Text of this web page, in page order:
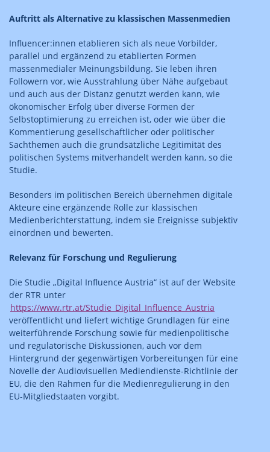
Auftritt als Alternative zu klassischen Massenmedien
Influencer:innen etablieren sich als neue Vorbilder,
parallel und ergänzend zu etablierten Formen
massenmedialer Meinungsbildung. Sie leben ihren
Followern vor, wie Ausstrahlung über Nähe aufgebaut
und auch aus der Distanz genutzt werden kann, wie
ökonomischer Erfolg über diverse Formen der
Selbstoptimierung zu erreichen ist, oder wie über die
Kommentierung gesellschaftlicher oder politischer
Sachthemen auch die grundsätzliche Legitimität des
politischen Systems mitverhandelt werden kann, so die
Studie.
Besonders im politischen Bereich übernehmen digitale
Akteure eine ergänzende Rolle zur klassischen
Medienberichterstattung, indem sie Ereignisse subjektiv
einordnen und bewerten.
Relevanz für Forschung und Regulierung
Die Studie „Digital Influence Austria“ ist auf der Website
der RTR unter
https://www.rtr.at/Studie_Digital_Influence_Austria
veröffentlicht und liefert wichtige Grundlagen für eine
weiterführende Forschung sowie für medienpolitische
und regulatorische Diskussionen, auch vor dem
Hintergrund der gegenwärtigen Vorbereitungen für eine
Novelle der Audiovisuellen Mediendienste-Richtlinie der
EU, die den Rahmen für die Medienregulierung in den
EU-Mitgliedstaaten vorgibt.